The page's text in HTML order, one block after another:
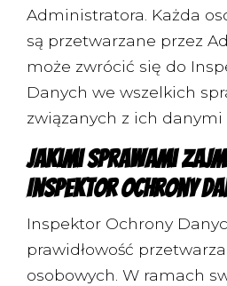
Administratora. Każda
są przetwarzane przez
może zwrócić się do
Danych we wszelkich
związanych z ich danymi
Jakimi sprawami
Inspektor Ochrony
Inspektor Ochrony
prawidłowość
osobowych. W ramach